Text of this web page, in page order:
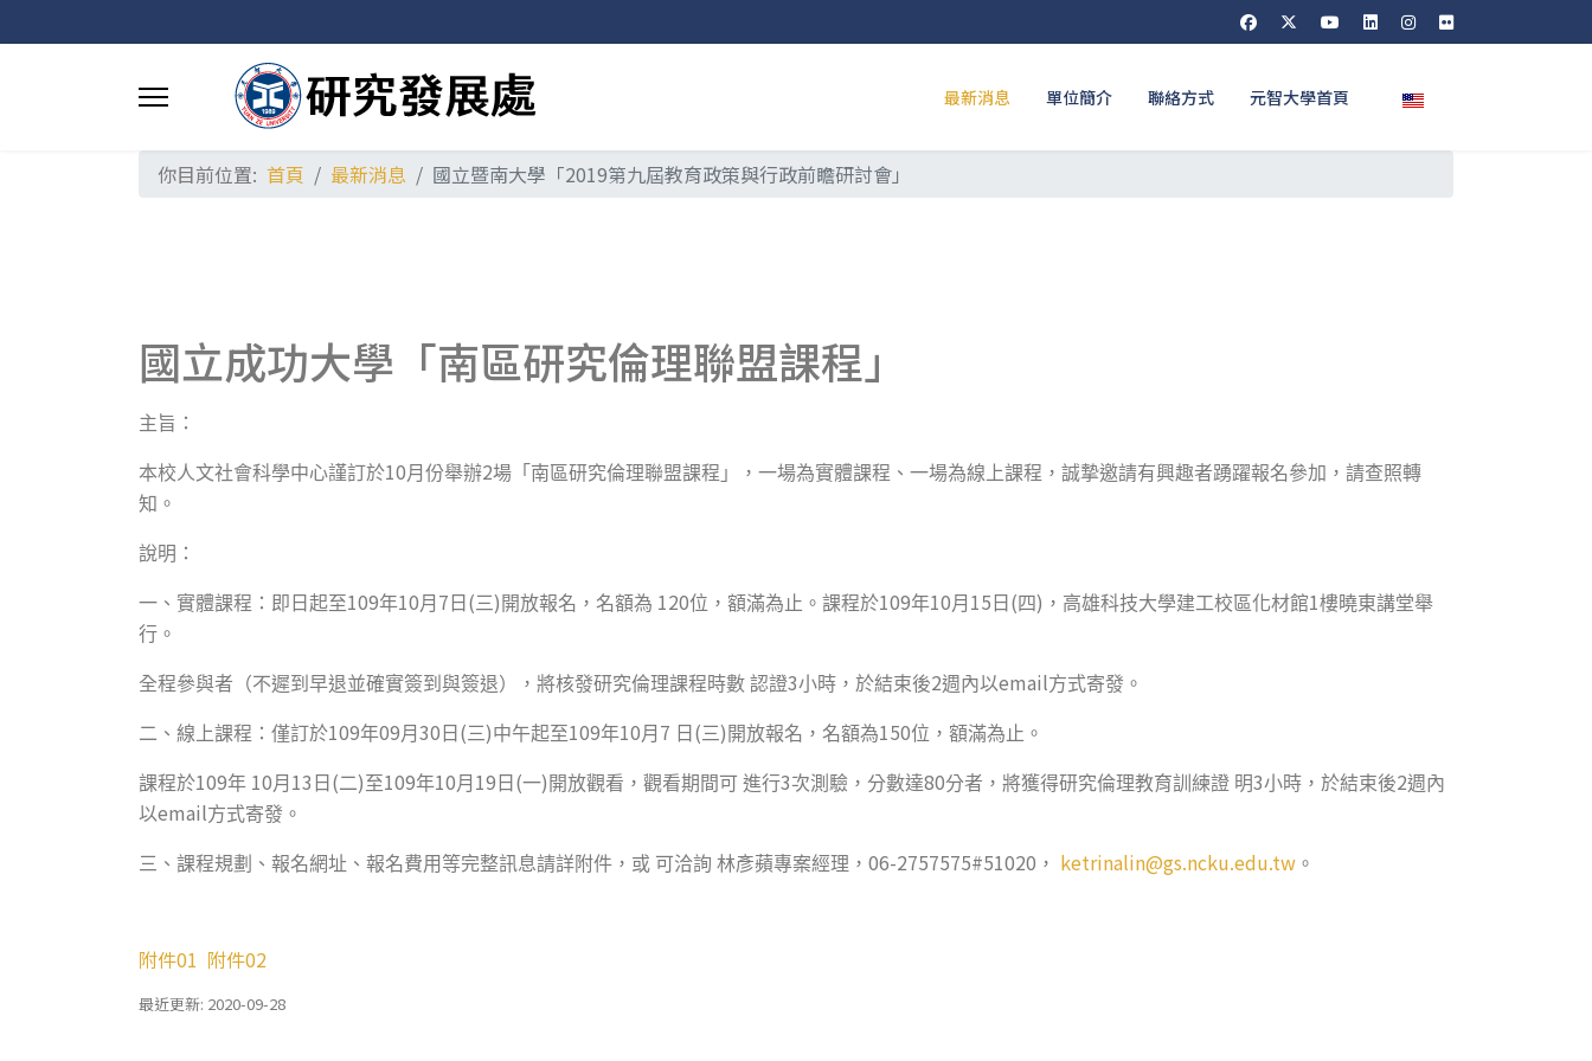
最新消息 單位簡介 聯絡方式 元智大學首頁 選擇你的語言
你目前位置: 首頁 最新消息 國立暨南大學「2019第九屆教育政策與行政前瞻研討會」
國立成功大學「南區研究倫理聯盟課程」
主旨：
本校人文社會科學中心謹訂於10月份舉辦2場「南區研究倫理聯盟課程」，一場為實體課程、一場為線上課程，誠摯邀請有興趣者踴躍報名參加，請查照轉
知。
說明：
一、實體課程：即日起至109年10月 7 日 (三) 開放報名，名額為 120位，額滿為止。課程於109年10月 15 日 (四) ，高雄科技大學建工校區化材館1樓曉東講堂舉
行。
全程參與者（不遲到早退並確實簽到與簽退），將核發研究倫理課程時數 認證3小時，於結束後2週內以email方式寄發。
二、線上課程：僅訂於109年09月 30 日 (三)中午起至109年10月 7 日 (三) 開放報名，名額為150位，額滿為止。
課程於109年 10月 13 日 (二) 至109年10月 19 日 (一) 開放觀看，觀看期間可 進行3次測驗，分數達80分者，將獲得研究倫理教育訓練證 明3小時，於結束後2週內
以email方式寄發。
三、課程規劃、報名網址、報名費用等完整訊息請詳附件，或 可洽詢 林彥蘋專案經理， 06-2757575#51020 ， ketrinalin@gs.ncku.edu.tw 。
附件01 附件02
最近更新: 2020-09-28